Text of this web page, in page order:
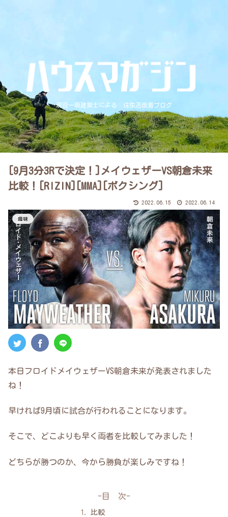
現役一級建築士による 住生活改善ブログ
[9月3分3Rで決定！]メイウェザーVS朝倉未来
比較！[RIZIN][MMA][ボクシング]
2022.06.15 2022.06.14
趣味
本日フロイドメイウェザーVS朝倉未来が発表されました
ね！
早ければ9月頃に試合が行われることになります。
そこで、どこよりも早く両者を比較してみました！
どちらが勝つのか、今から勝負が楽しみですね！
-目 次-
比較